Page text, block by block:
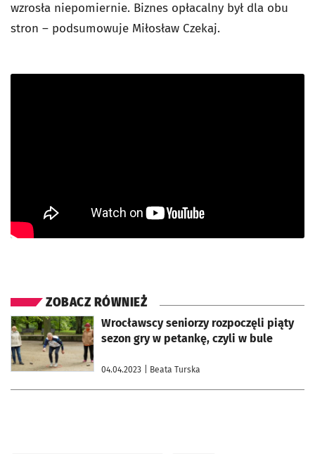
wzrosła niepomiernie. Biznes opłacalny był dla obu
stron – podsumowuje Miłosław Czekaj.
ZOBACZ RÓWNIEŻ
Wrocławscy seniorzy rozpoczęli piąty
sezon gry w petankę, czyli w bule
04.04.2023 | Beata Turska
otworzy się w nowej karcie